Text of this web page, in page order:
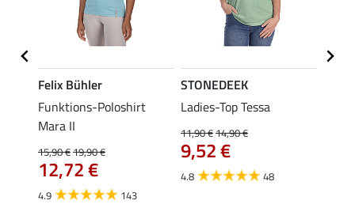
Felix Bühler
Funktions-Poloshirt
Mara II
15,90 €19,90 €
12,72 €
4.9 143
STONEDEEK
Ladies-Top Tessa
11,90 €14,90 €
9,52 €
4.8 48